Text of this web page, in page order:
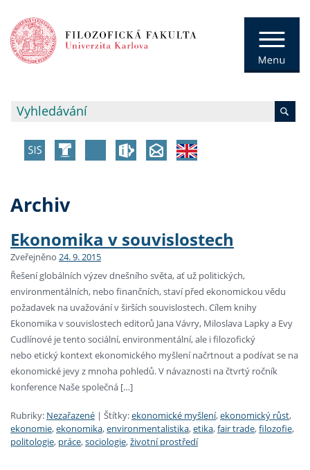
Archiv
Ekonomika v souvislostech
Zveřejněno 24. 9. 2015
Řešení globálních výzev dnešního světa, ať už politických,
environmentálních, nebo finančních, staví před ekonomickou vědu
požadavek na uvažování v širších souvislostech. Cílem knihy
Ekonomika v souvislostech editorů Jana Vávry, Miloslava Lapky a Evy
Cudlínové je tento sociální, environmentální, ale i filozofický
nebo etický kontext ekonomického myšlení načrtnout a podívat se na
ekonomické jevy z mnoha pohledů. V návaznosti na čtvrtý ročník
konference Naše společná […]
Rubriky: Nezařazené | Štítky:ekonomické myšlení,ekonomický růst,
ekonomie,ekonomika,environmentalistika,etika,fair trade,filozofie,
politologie, práce,sociologie,životní prostředí